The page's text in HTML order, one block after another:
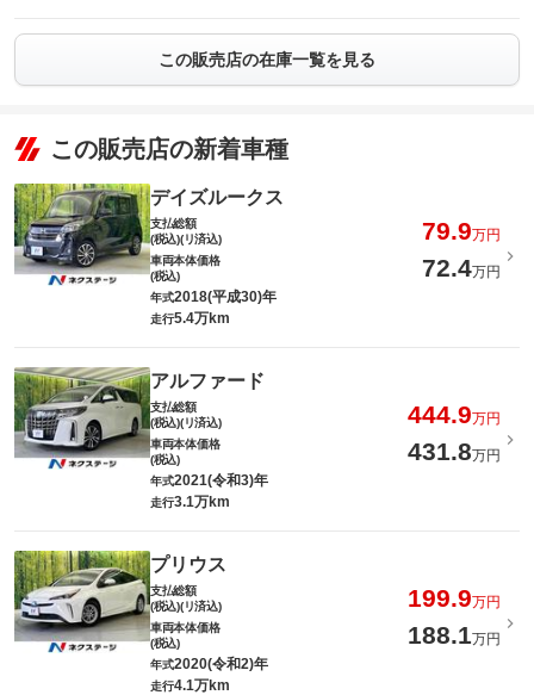
この販売店の在庫一覧を見る
この販売店の新着車種
デイズルークス
支払総額
(税込)(リ済込)
79.9万円
車両本体価格
(税込)
72.4万円
年式2018(平成30)年
走行5.4万km
アルファード
支払総額
(税込)(リ済込)
444.9万円
車両本体価格
(税込)
431.8万円
年式2021(令和3)年
走行3.1万km
プリウス
支払総額
(税込)(リ済込)
199.9万円
車両本体価格
(税込)
188.1万円
年式2020(令和2)年
走行4.1万km